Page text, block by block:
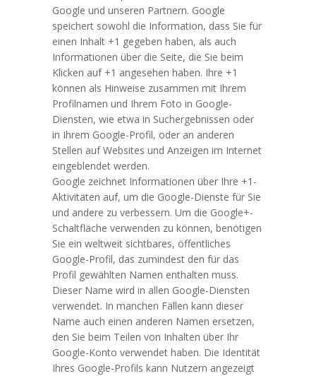
Google und unseren Partnern. Google
speichert sowohl die Information, dass Sie für
einen Inhalt +1 gegeben haben, als auch
Informationen über die Seite, die Sie beim
Klicken auf +1 angesehen haben. Ihre +1
können als Hinweise zusammen mit Ihrem
Profilnamen und Ihrem Foto in Google-
Diensten, wie etwa in Suchergebnissen oder
in Ihrem Google-Profil, oder an anderen
Stellen auf Websites und Anzeigen im Internet
eingeblendet werden.
Google zeichnet Informationen über Ihre +1-
Aktivitäten auf, um die Google-Dienste für Sie
und andere zu verbessern. Um die Google+-
Schaltfläche verwenden zu können, benötigen
Sie ein weltweit sichtbares, öffentliches
Google-Profil, das zumindest den für das
Profil gewählten Namen enthalten muss.
Dieser Name wird in allen Google-Diensten
verwendet. In manchen Fällen kann dieser
Name auch einen anderen Namen ersetzen,
den Sie beim Teilen von Inhalten über Ihr
Google-Konto verwendet haben. Die Identität
Ihres Google-Profils kann Nutzern angezeigt